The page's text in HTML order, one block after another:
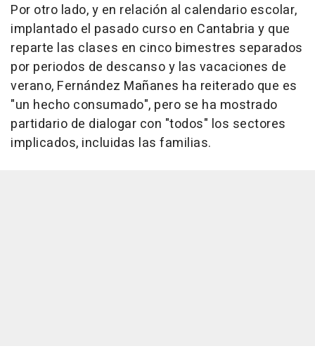
Por otro lado, y en relación al calendario escolar,
implantado el pasado curso en Cantabria y que
reparte las clases en cinco bimestres separados
por periodos de descanso y las vacaciones de
verano, Fernández Mañanes ha reiterado que es
"un hecho consumado", pero se ha mostrado
partidario de dialogar con "todos" los sectores
implicados, incluidas las familias.